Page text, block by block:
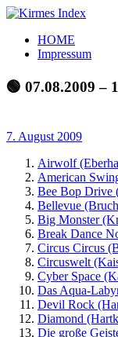
Zum
springen
Kirmes
Index
Tourpläne
der
letzten
HOME
Impressum
🟢 07.08.2009 –
7. August 2009
Airwolf
American
Bee Bop Drive
Bellevue
Big Monster
Break Dance
Circus Circus
Circuswelt
Cyber Space
Das Aqua-
Devil Rock
Diamond
Die große